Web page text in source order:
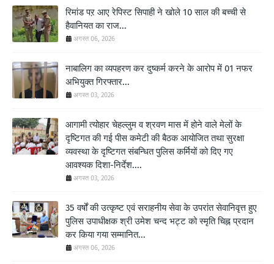
रिमांड पऱ आए रेपिस्ट सिपाही ने खोले 10 साल की बच्ची से
हैवानियत का राज...
अगस्त 06, 2026
नाबालिग का व्यपहरण कर दुष्कर्म करने के आरोप में 01 नफर
अभियुक्त गिरफ्तार...
अगस्त 03, 2026
आगामी त्योहार चेहल्लुम व श्रवण मास में होने वाले मेलों के
दृष्टिगत की गई पीस कमेटी की बैठक आयोजित तथा सुरक्षा
व्यवस्था के दृष्टिगत संबन्धित पुलिस कर्मियों को दिए गए
आवश्यक दिशा-निर्देश....
अगस्त 03, 2026
35 वर्षों की उत्कृष्ट एवं सराहनीय सेवा के उपरांत सेवानिवृत्त हुए
पुलिस उपाधीक्षक श्री उमेश चन्द भट्ट को स्मृति चिह्न प्रदान
कर किया गया सम्मानित...
अगस्त 06, 2026